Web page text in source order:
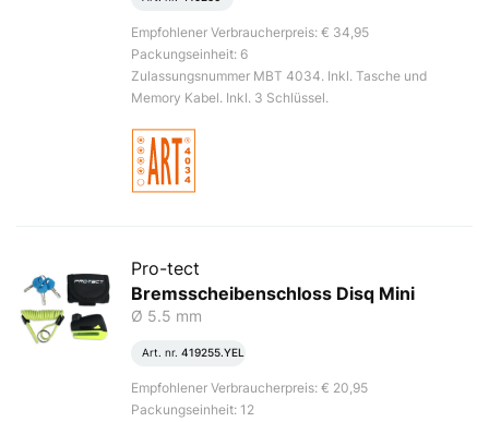
Empfohlener Verbraucherpreis: € 34,95
Packungseinheit: 6
Zulassungsnummer MBT 4034. Inkl. Tasche und
Memory Kabel. Inkl. 3 Schlüssel.
Pro-tect
Bremsscheibenschloss Disq Mini
Ø 5.5 mm
Art. nr. 419255.YEL
Empfohlener Verbraucherpreis: € 20,95
Packungseinheit: 12